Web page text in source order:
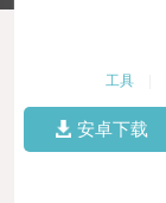
工具
安卓下载